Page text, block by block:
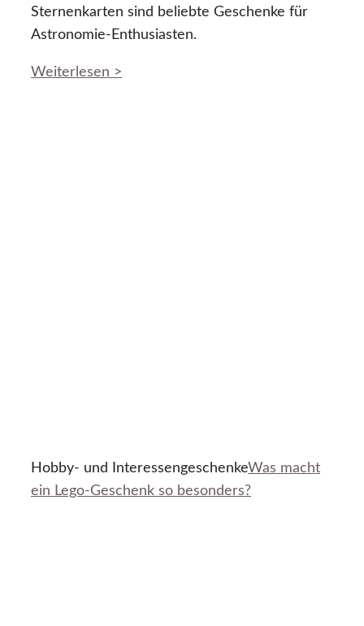
Sternenkarten sind beliebte Geschenke für
Astronomie-Enthusiasten.
Weiterlesen >
Hobby- und InteressengeschenkeWas macht
ein Lego-Geschenk so besonders?